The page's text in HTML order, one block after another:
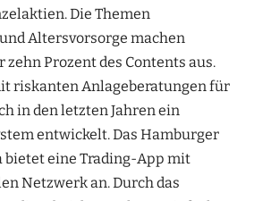
Die Themen
Altersvorsorge machen
zehn Prozent des Contents aus.
riskanten Anlageberatungen für
in den letzten Jahren ein
entwickelt. Das Hamburger
bietet eine Trading-App mit
Netzwerk an. Durch das